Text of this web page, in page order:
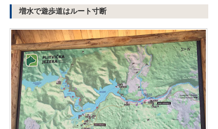
増水で遊歩道はルート寸断